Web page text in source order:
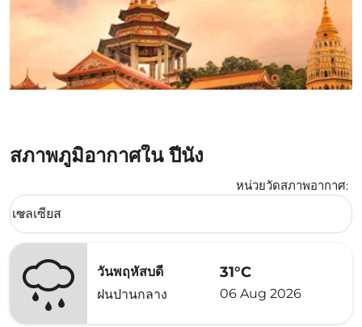
สภาพภูมิอากาศใน ปีนัง
หน่วยวัดสภาพอากาศ:
Weather unit option เซลเซียส Selected
เซลเซียส
keyboard_arrow_down
วันพฤหัสบดี
ฝนปานกลาง
31°C
06 Aug 2026